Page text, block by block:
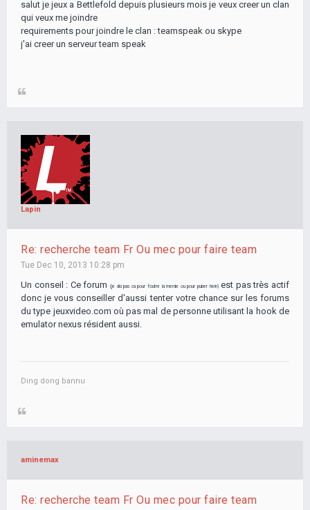
salut je jeux a Bettlefold depuis plusieurs mois je veux creer un clan
qui veux me joindre
requirements pour joindre le clan : teamspeak ou skype
j'ai creer un serveur team speak
Lapin
Re: recherche team Fr Ou mec pour faire team
Tue Dec 10, 2013 10:28 pm
Un conseil : Ce forum (je dis pas ca pour foutre la merde ou pour puber hein)est pas très actif
donc je vous conseiller d'aussi tenter votre chance sur les forums
du type jeuxvideo.com où pas mal de personne utilisant la hook de
emulator nexus résident aussi.
Ding dong bannu
aminemax
Re: recherche team Fr Ou mec pour faire team